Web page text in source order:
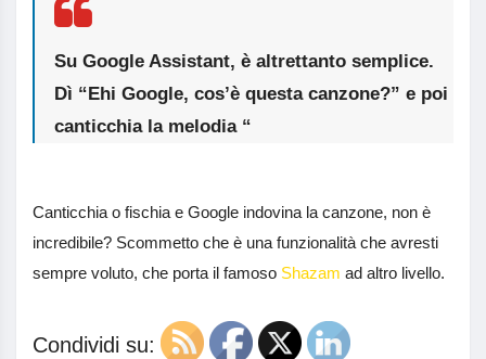
Su Google Assistant, è altrettanto semplice.
Dì “Ehi Google, cos’è questa canzone?” e poi
canticchia la melodia “
Canticchia o fischia e Google indovina la canzone, non è
incredibile? Scommetto che è una funzionalità che avresti
sempre voluto, che porta il famoso Shazam ad altro livello.
Condividi su: